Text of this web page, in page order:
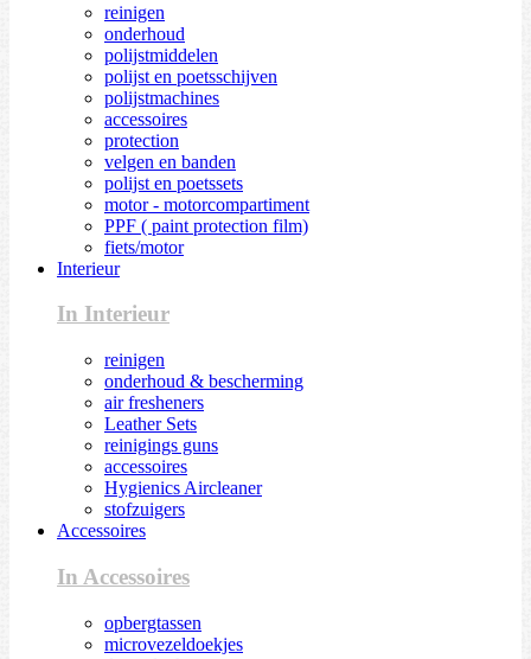
reinigen
onderhoud
polijstmiddelen
polijst en poetsschijven
polijstmachines
accessoires
protection
velgen en banden
polijst en poetssets
motor - motorcompartiment
PPF ( paint protection film)
fiets/motor
Interieur
In Interieur
reinigen
onderhoud & bescherming
air fresheners
Leather Sets
reinigings guns
accessoires
Hygienics Aircleaner
stofzuigers
Accessoires
In Accessoires
opbergtassen
microvezeldoekjes